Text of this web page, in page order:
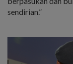
sendirian.”